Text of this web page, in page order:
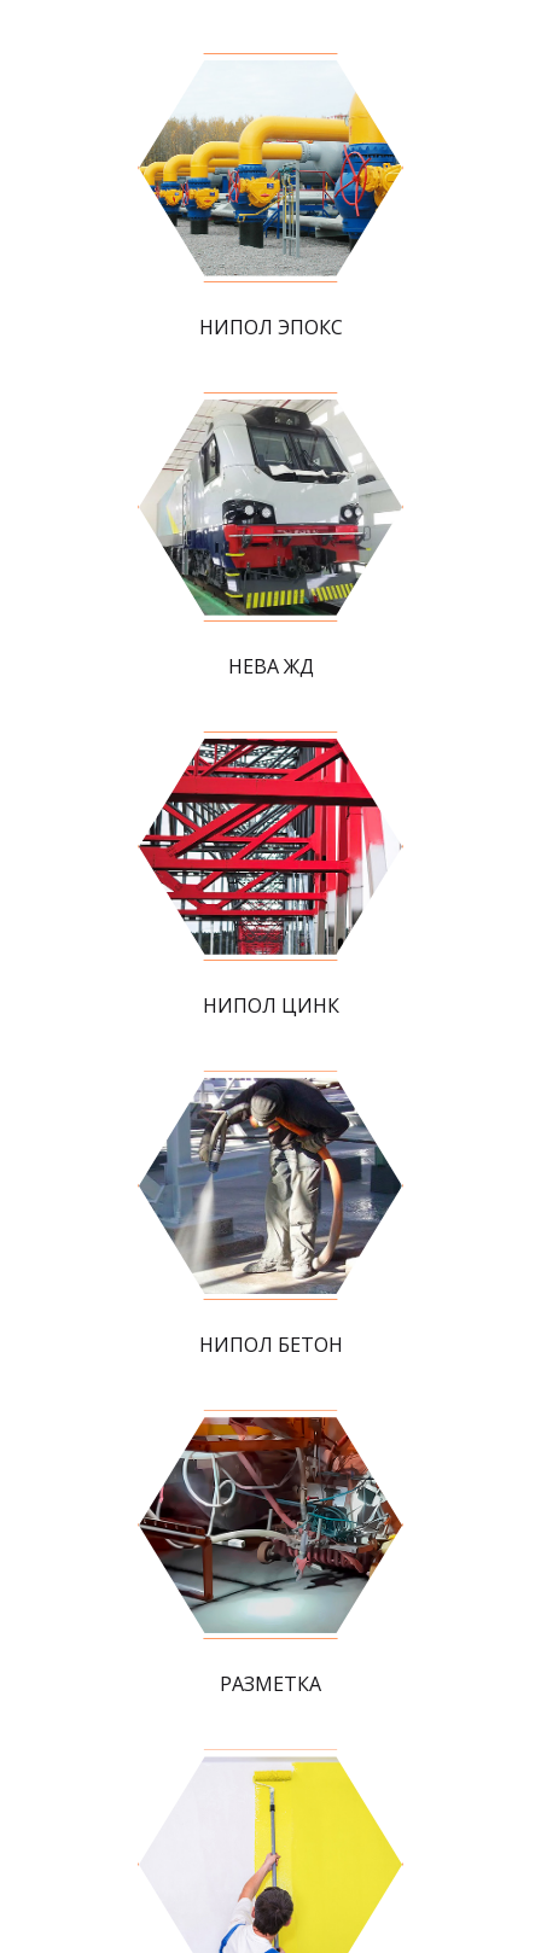
НИПОЛ ЭПОКС
НЕВА ЖД
НИПОЛ ЦИНК
НИПОЛ БЕТОН
РАЗМЕТКА